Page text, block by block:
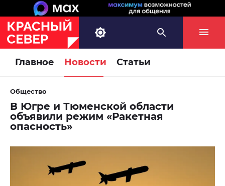
Главное Новости Статьи
Общество
В Югре и Тюменской области
объявили режим «Ракетная
опасность»